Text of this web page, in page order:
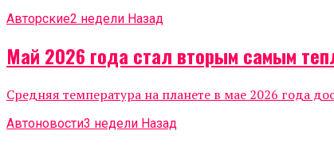
Авторские2 недели Назад
Май 2026 года стал вторым самым
Средняя температура на планете в мае 2026 года
Автоновости3 недели Назад